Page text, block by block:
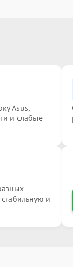
Asus,
и слабые
и